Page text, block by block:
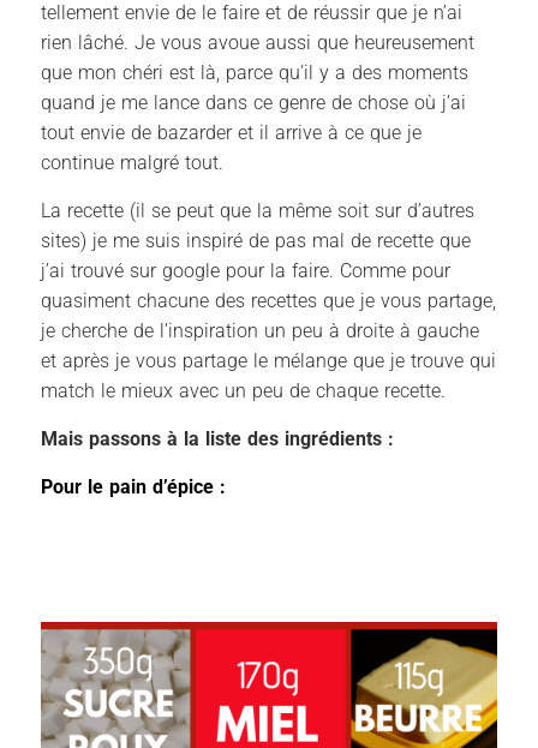
tellement envie de le faire et de réussir que je n’ai
rien lâché. Je vous avoue aussi que heureusement
que mon chéri est là, parce qu’il y a des moments
quand je me lance dans ce genre de chose où j’ai
tout envie de bazarder et il arrive à ce que je
continue malgré tout.
La recette (il se peut que la même soit sur d’autres
sites) je me suis inspiré de pas mal de recette que
j’ai trouvé sur google pour la faire. Comme pour
quasiment chacune des recettes que je vous partage,
je cherche de l’inspiration un peu à droite à gauche
et après je vous partage le mélange que je trouve qui
match le mieux avec un peu de chaque recette.
Mais passons à la liste des ingrédients :
Pour le pain d’épice :